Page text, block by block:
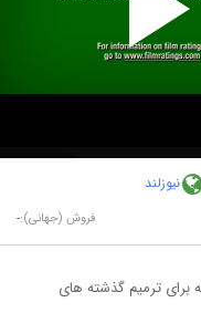
نیوزلند
فروش (جهانی):-
برای ترمیم گذشته های